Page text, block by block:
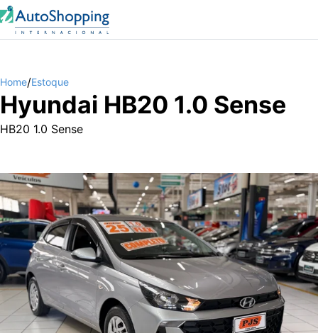
Home/Estoque
Hyundai HB20 1.0 Sense
HB20 1.0 Sense